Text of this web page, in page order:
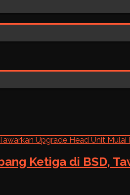
Ketiga di BSD,